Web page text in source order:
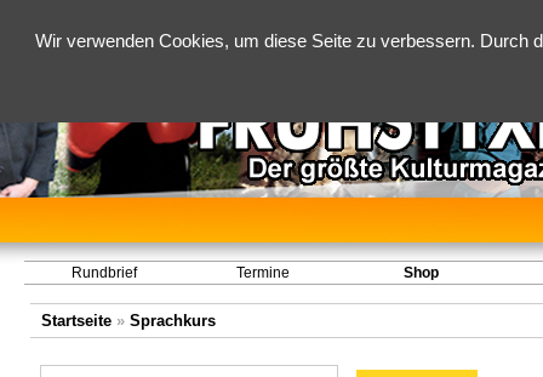
Wir verwenden Cookies, um diese Seite zu verbessern.
Rundbrief Termine Shop
Startseite» Sprachkurs